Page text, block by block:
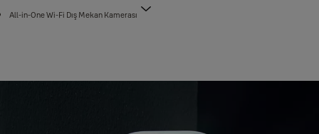
All-in-One Wi-Fi Dış Mekan Kamerası